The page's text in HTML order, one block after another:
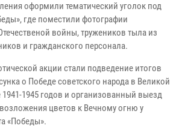
оформили тематический уголок под
где поместили фотографии
войны, тружеников тыла из
и гражданского персонала.
акции стали подведение итогов
о Победе советского народа в Великой
1945 годов и организованный выезд
цветов к Вечному огню у
«Победы».